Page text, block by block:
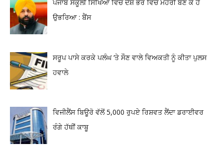
ਪੰਜਾਬ ਸਕੂਲੀ ਸਿੱਖਿਆ ਵਿਚ ਦੇਸ਼ ਭਰ ਵਿਚੋਂ ਮੋਹਰੀ ਬਣ ਕੇ ਹੈ
ਉਭਰਿਆ : ਬੈਂਸ
ਸਰੂਪ ਪਾਸੇ ਕਰਕੇ ਪਲੰਘ ‘ਤੇ ਸੌਣ ਵਾਲੇ ਵਿਅਕਤੀ ਨੂੰ ਕੀਤਾ ਪੁਲਸ
ਹਵਾਲੇ
ਵਿਜੀਲੈਂਸ ਬਿਊਰੋ ਵੱਲੋਂ 5,000 ਰੁਪਏ ਰਿਸ਼ਵਤ ਲੈਂਦਾ ਡਰਾਈਵਰ
ਰੰਗੇ ਹੱਥੀਂ ਕਾਬੂ